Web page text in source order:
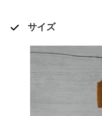
サイズ